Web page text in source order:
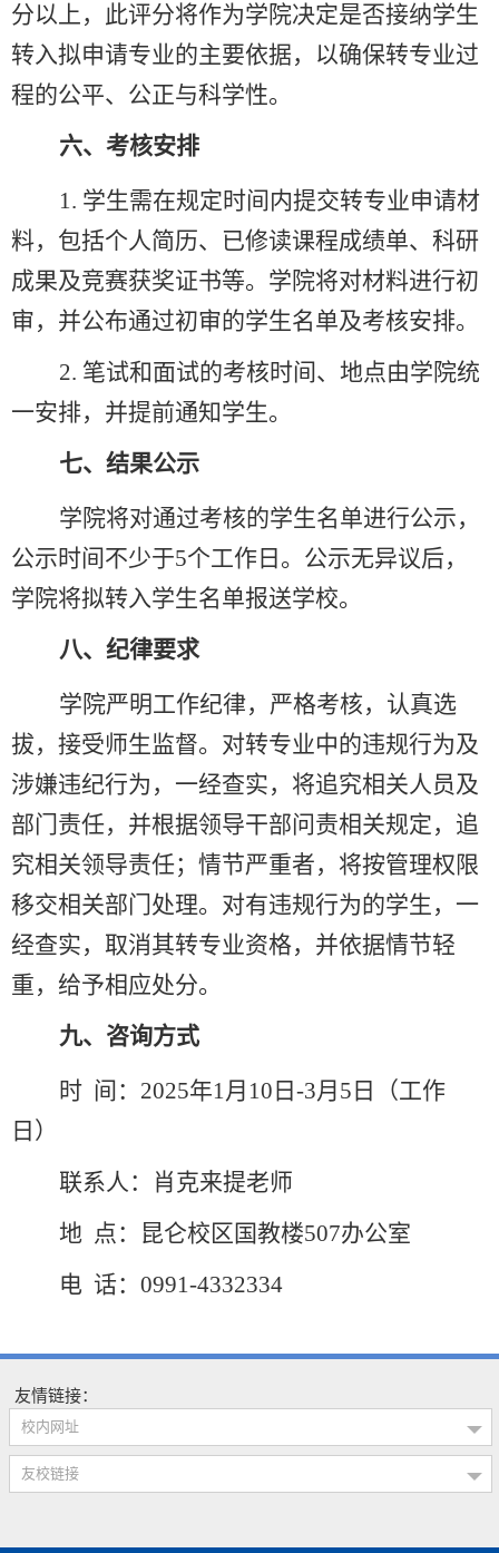
分以上，此评分将作为学院决定是否接纳学生
转入拟申请专业的主要依据，以确保转专业过
程的公平、公正与科学性。
六、考核安排
1. 学生需在规定时间内提交转专业申请材
料，包括个人简历、已修读课程成绩单、科研
成果及竞赛获奖证书等。学院将对材料进行初
审，并公布通过初审的学生名单及考核安排。
2. 笔试和面试的考核时间、地点由学院统
一安排，并提前通知学生。
七、结果公示
学院将对通过考核的学生名单进行公示，
公示时间不少于5个工作日。公示无异议后，
学院将拟转入学生名单报送学校。
八、纪律要求
学院严明工作纪律，严格考核，认真选
拔，接受师生监督。对转专业中的违规行为及
涉嫌违纪行为，一经查实，将追究相关人员及
部门责任，并根据领导干部问责相关规定，追
究相关领导责任；情节严重者，将按管理权限
移交相关部门处理。对有违规行为的学生，一
经查实，取消其转专业资格，并依据情节轻
重，给予相应处分。
九、 咨询方式
时 间： 2025年1月10日-3月5日（工作
日）
联系人：肖克来提老师
地 点 ：昆仑校区 国教楼507办公室
电 话： 0991-4332334
友情链接：
校内网址
友校链接